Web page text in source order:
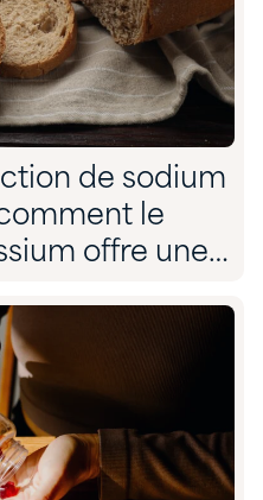
de sodium
le
offre une